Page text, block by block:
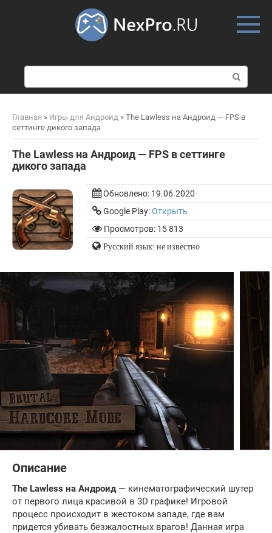
о
и
к
Главная » Игры для Андроид » The Lawless на Андроид — FPS в
сеттинге дикого запада
The Lawless на Андроид — FPS в сеттинге
дикого запада
Обновлено: 19.06.2020
Google Play:Открыть
Просмотров: 15 813
Русский язык: не известно
Описание
The Lawless на Андроид— кинематографический шутер
от первого лица красивой в 3D графике! Игровой
процесс происходит в жестоком западе, где вам
придется убивать безжалостных врагов! Данная игра